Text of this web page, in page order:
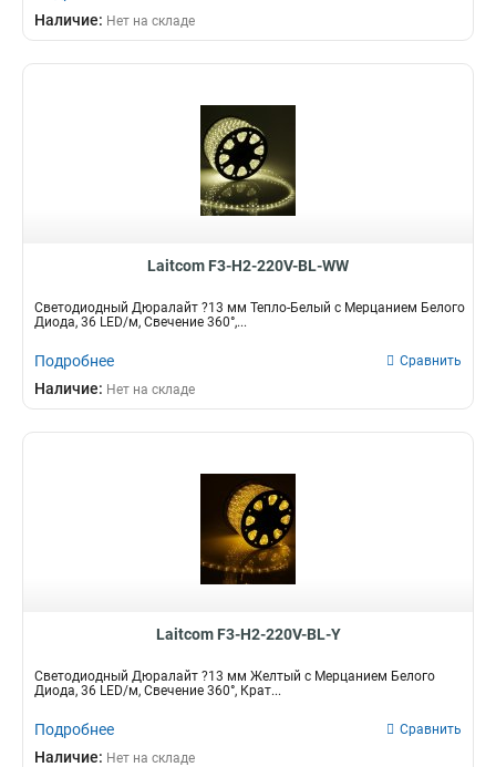
Наличие: Нет на складе
Laitcom F3-H2-220V-BL-WW
Светодиодный Дюралайт ?13 мм Тепло-Белый с Мерцанием Белого
Диода, 36 LED/м, Свечение 360°,...
Подробнее Сравнить
Наличие: Нет на складе
Laitcom F3-H2-220V-BL-Y
Светодиодный Дюралайт ?13 мм Желтый с Мерцанием Белого
Диода, 36 LED/м, Свечение 360°, Крат...
Подробнее Сравнить
Наличие: Нет на складе